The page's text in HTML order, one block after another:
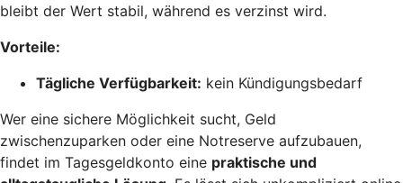
bleibt der Wert stabil, während es verzinst wird.
Vorteile:
Tägliche Verfügbarkeit: kein Kündigungsbedarf
Wer eine sichere Möglichkeit sucht, Geld
zwischenzuparken oder eine Notreserve aufzubauen,
findet im Tagesgeldkonto eine praktische und